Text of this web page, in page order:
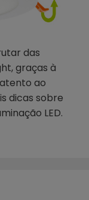
das
graças à
ao
dicas sobre
LED.